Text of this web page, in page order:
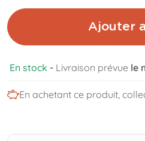
Ajouter
En stock - Livraison prévue le
En achetant ce produit,